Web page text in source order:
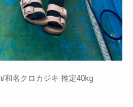
和名クロカジキ 推定40kg